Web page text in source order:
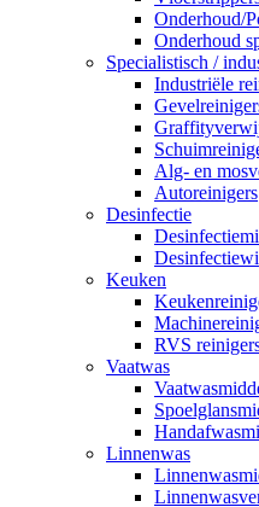
Onderhoud/
Onderhoud
Specialistisch /
Industriële
Alg- en
Autoreinigers
Desinfectie
Keuken
RVS
Vaatwas
Linnenwas